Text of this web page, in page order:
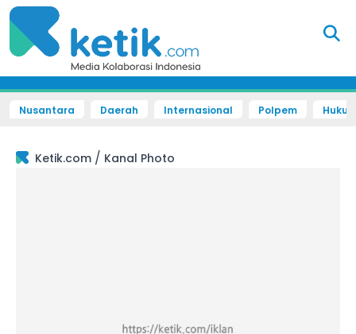
Nusantara Daerah Internasional Polpem
Ketik.com / Kanal Photo